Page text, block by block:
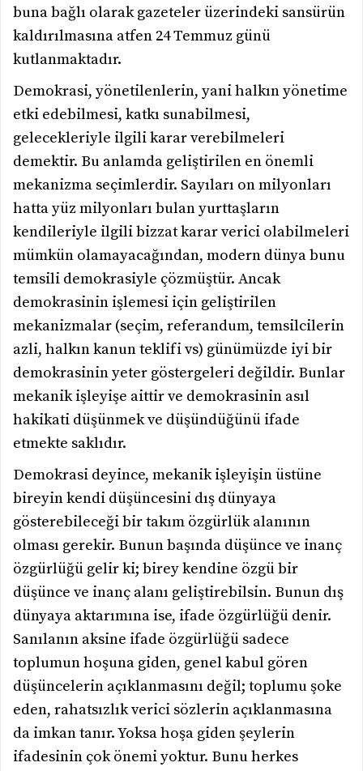
buna bağlı olarak gazeteler üzerindeki sansürün
kaldırılmasına atfen 24 Temmuz günü
kutlanmaktadır.
Demokrasi, yönetilenlerin, yani halkın yönetime
etki edebilmesi, katkı sunabilmesi,
gelecekleriyle ilgili karar verebilmeleri
demektir. Bu anlamda geliştirilen en önemli
mekanizma seçimlerdir. Sayıları on milyonları
hatta yüz milyonları bulan yurttaşların
kendileriyle ilgili bizzat karar verici olabilmeleri
mümkün olamayacağından, modern dünya bunu
temsili demokrasiyle çözmüştür. Ancak
demokrasinin işlemesi için geliştirilen
mekanizmalar (seçim, referandum, temsilcilerin
azli, halkın kanun teklifi vs) günümüzde iyi bir
demokrasinin yeter göstergeleri değildir. Bunlar
mekanik işleyişe aittir ve demokrasinin asıl
hakikati düşünmek ve düşündüğünü ifade
etmekte saklıdır.
Demokrasi deyince, mekanik işleyişin üstüne
bireyin kendi düşüncesini dış dünyaya
gösterebileceği bir takım özgürlük alanının
olması gerekir. Bunun başında düşünce ve inanç
özgürlüğü gelir ki; birey kendine özgü bir
düşünce ve inanç alanı geliştirebilsin. Bunun dış
dünyaya aktarımına ise, ifade özgürlüğü denir.
Sanılanın aksine ifade özgürlüğü sadece
toplumun hoşuna giden, genel kabul gören
düşüncelerin açıklanmasını değil; toplumu şoke
eden, rahatsızlık verici sözlerin açıklanmasına
da imkan tanır. Yoksa hoşa giden şeylerin
ifadesinin çok önemi yoktur. Bunu herkes